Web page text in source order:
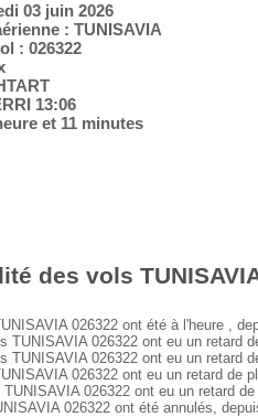
03 juin 2026
: TUNISAVIA
: 026322
13:06
et 11 minutes
des vols
026322 ont été à l'heure ,
TUNISAVIA 026322 ont eu un retard
TUNISAVIA 026322 ont eu un retard
026322 ont eu un retard de
026322 ont eu un retard
026322 ont été annulés,